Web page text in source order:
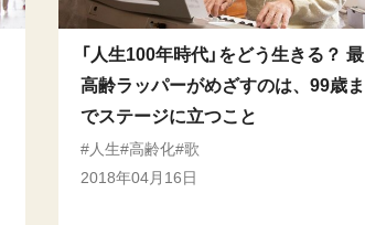
「人生100年時代」をどう生きる？ 最
高齢ラッパーがめざすのは、99歳ま
でステージに立つこと
人生 高齢化 歌
2018年04月16日